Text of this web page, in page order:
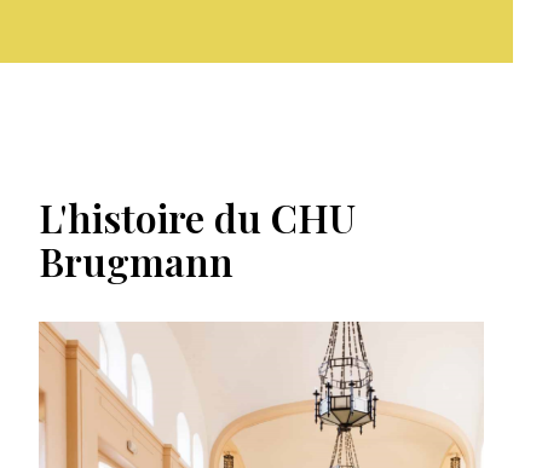
L'histoire du CHU
Brugmann
Image